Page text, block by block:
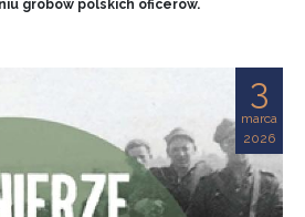
grobów polskich oficerów.
3
marca
2026